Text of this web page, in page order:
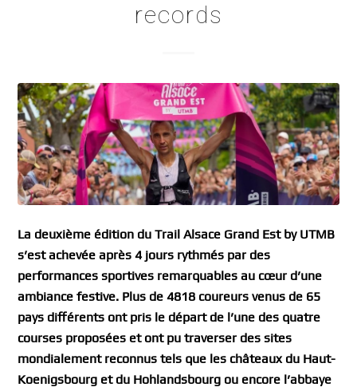
records
La deuxième édition du Trail Alsace Grand Est by UTMB
s’est achevée après 4 jours rythmés par des
performances sportives remarquables au cœur d’une
ambiance festive. Plus de 4818 coureurs venus de 65
pays différents ont pris le départ de l’une des quatre
courses proposées et ont pu traverser des sites
mondialement reconnus tels que les châteaux du Haut-
Koenigsbourg et du Hohlandsbourg ou encore l’abbaye